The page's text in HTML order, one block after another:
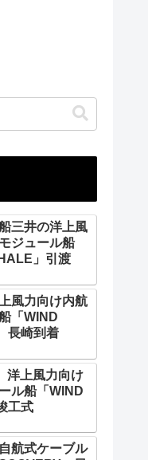
三井の洋上風
ジュール船
」引渡
風力向け内航
「WIND
長崎到着
洋上風力向け
ル船「WIND
工式
航式ケーブル